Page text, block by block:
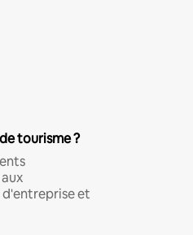
tourisme ?
d'entreprise et